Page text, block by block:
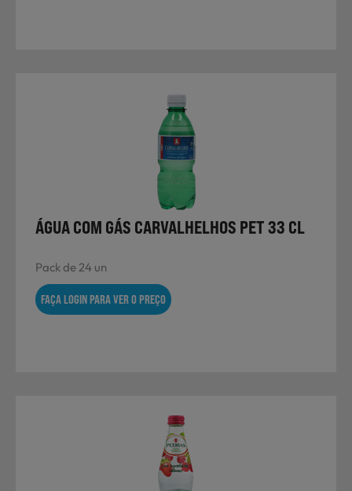
ÁGUA COM GÁS CARVALHELHOS PET 33 CL
Pack de 24 un
FAÇA LOGIN PARA VER O PREÇO